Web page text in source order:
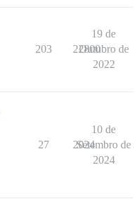
203 22800
19 de
Outubro de
2022
27 2024
10 de
Setembro de
2024